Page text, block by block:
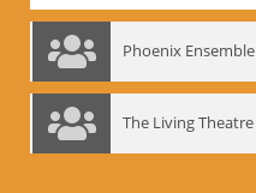
Phoenix Ensemble
The Living Theatre